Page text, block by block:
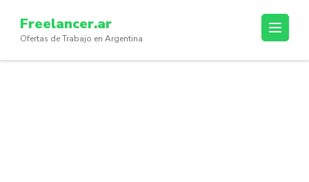
content
(Press
Freelancer.ar
Ofertas de Trabajo en Argentina